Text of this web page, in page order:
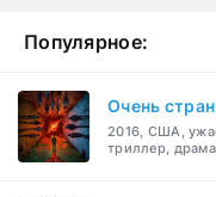
Популярное:
Очень
2016, США,
триллер,